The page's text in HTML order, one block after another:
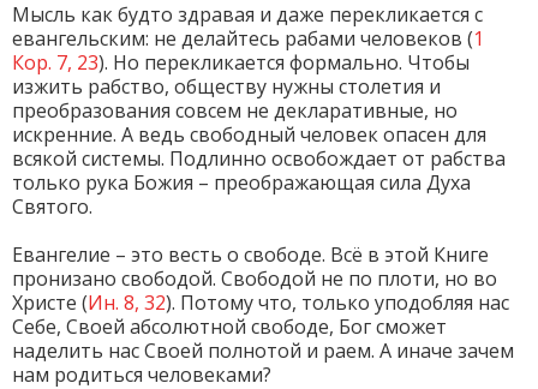
Мысль как будто здравая и даже перекликается с
евангельским: не делайтесь рабами человеков (1
Кор. 7, 23). Но перекликается формально. Чтобы
изжить рабство, обществу нужны столетия и
преобразования совсем не декларативные, но
искренние. А ведь свободный человек опасен для
всякой системы. Подлинно освобождает от рабства
только рука Божия – преображающая сила Духа
Святого.
Евангелие – это весть о свободе. Всё в этой Книге
пронизано свободой. Свободой не по плоти, но во
Христе (Ин. 8, 32). Потому что, только уподобляя нас
Себе, Своей абсолютной свободе, Бог сможет
наделить нас Своей полнотой и раем. А иначе зачем
нам родиться человеками?